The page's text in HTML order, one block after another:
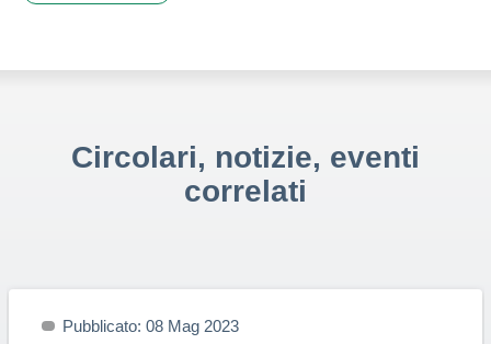
Circolari, notizie, eventi
correlati
Pubblicato: 08 Mag 2023